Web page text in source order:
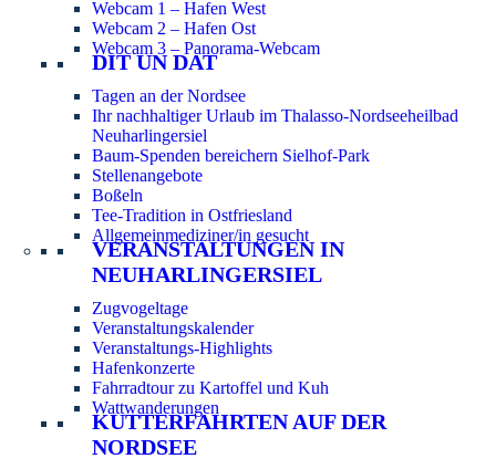
Webcam 1 – Hafen West
Webcam 2 – Hafen Ost
Webcam 3 – Panorama-Webcam
DIT UN DAT
Tagen an der Nordsee
Ihr nachhaltiger Urlaub im Thalasso-Nordseeheilbad
Neuharlingersiel
Baum-Spenden bereichern Sielhof-Park
Stellenangebote
Boßeln
Tee-Tradition in Ostfriesland
Allgemeinmediziner/in gesucht
VERANSTALTUNGEN IN
NEUHARLINGERSIEL
Zugvogeltage
Veranstaltungskalender
Veranstaltungs-Highlights
Hafenkonzerte
Fahrradtour zu Kartoffel und Kuh
Wattwanderungen
KUTTERFAHRTEN AUF DER
NORDSEE